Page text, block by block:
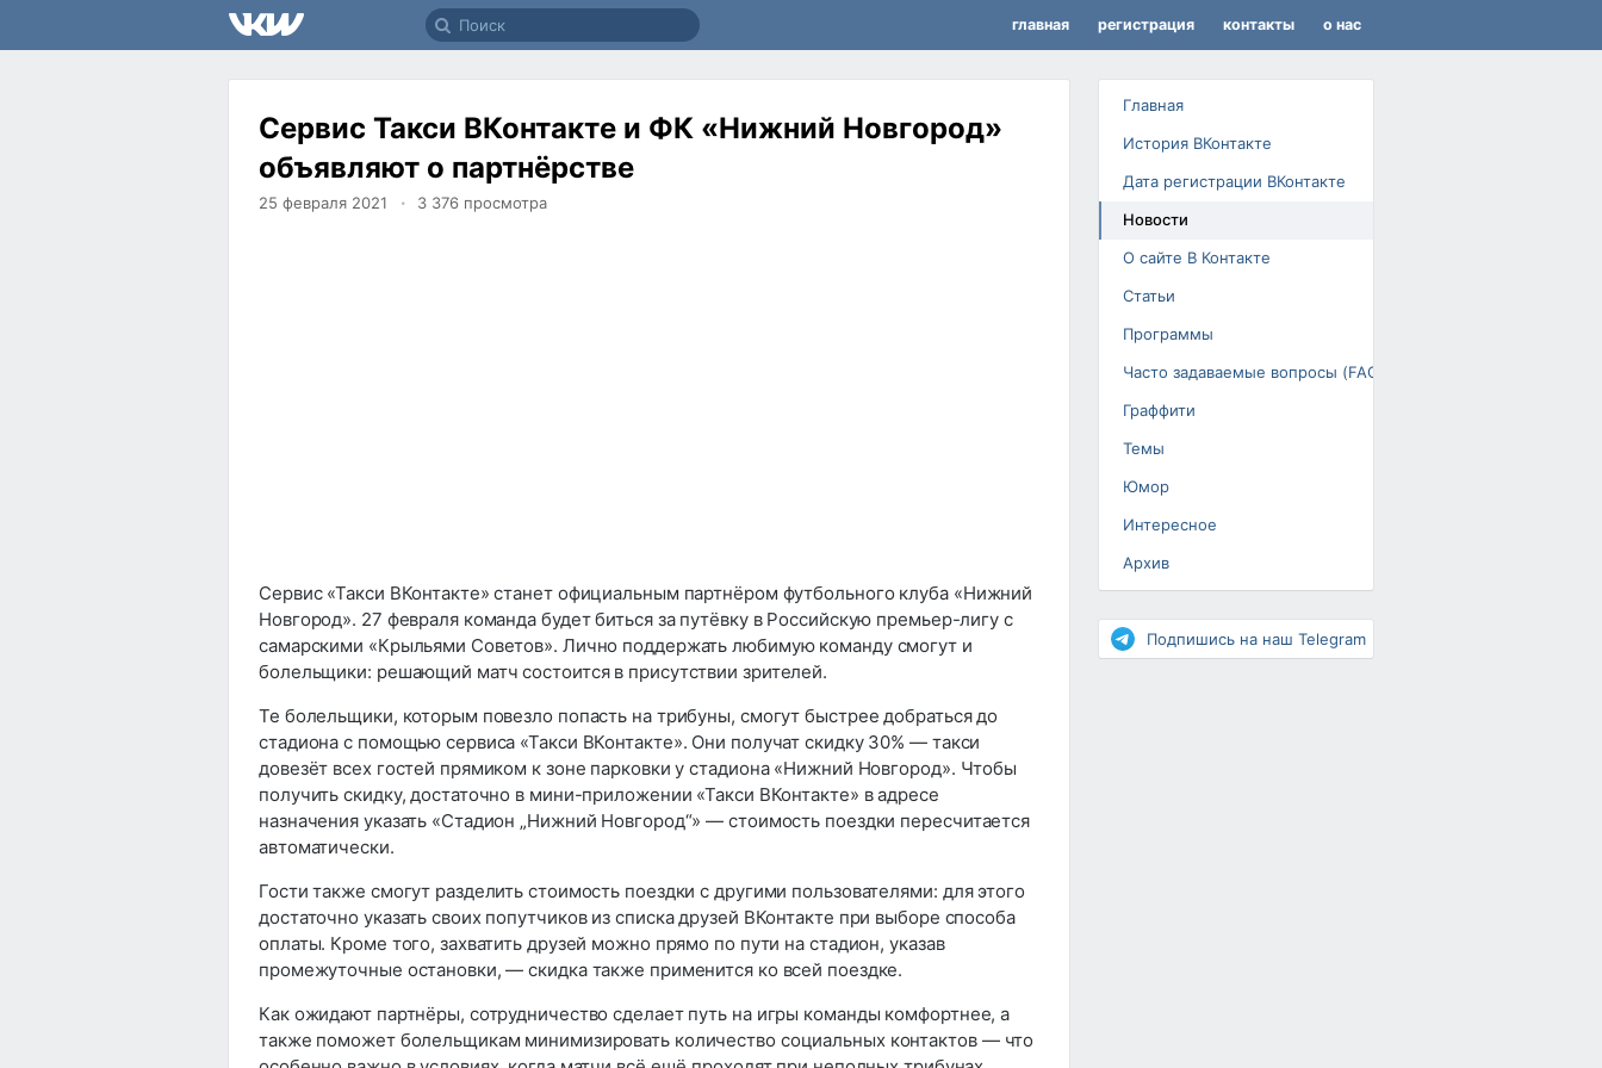
главная регистрация контакты о нас
Главная
История ВКонтакте
Дата регистрации ВКонтакте
Новости
О сайте В Контакте
Статьи
Программы
Часто задаваемые вопросы (FAQ)
Граффити
Темы
Юмор
Интересное
Архив
Повышение рейтинга
Подпишись на наш Telegram
Сервис Такси ВКонтакте и ФК «Нижний Новгород»
объявляют о партнёрстве
25 февраля 2021 3 376 просмотра
Сервис «Такси ВКонтакте» станет официальным партнёром футбольного клуба «Нижний
Новгород». 27 февраля команда будет биться за путёвку в Российскую премьер-лигу с
самарскими «Крыльями Советов». Лично поддержать любимую команду смогут и
болельщики: решающий матч состоится в присутствии зрителей.
Те болельщики, которым повезло попасть на трибуны, смогут быстрее добраться до
стадиона с помощью сервиса «Такси ВКонтакте». Они получат скидку 30% — такси
довезёт всех гостей прямиком к зоне парковки у стадиона «Нижний Новгород». Чтобы
получить скидку, достаточно в мини-приложении «Такси ВКонтакте» в адресе
назначения указать «Стадион „Нижний Новгород“» — стоимость поездки пересчитается
автоматически.
Гости также смогут разделить стоимость поездки с другими пользователями: для этого
достаточно указать своих попутчиков из списка друзей ВКонтакте при выборе способа
оплаты. Кроме того, захватить друзей можно прямо по пути на стадион, указав
промежуточные остановки, — скидка также применится ко всей поездке.
Как ожидают партнёры, сотрудничество сделает путь на игры команды комфортнее, а
также поможет болельщикам минимизировать количество социальных контактов — что